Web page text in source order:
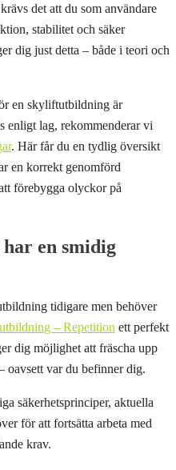
det att du som användare
stabilitet och säker
dig just detta – både i teori och
en skyliftutbildning är
enligt lag, rekommenderar vi
. Här får du en tydlig översikt
en korrekt genomförd
förebygga olyckor på
en smidig
tidigare men behöver
– Repetition ett perfekt
dig möjlighet att fräscha upp
oavsett var du befinner dig.
säkerhetsprinciper, aktuella
för att fortsätta arbeta med
krav.